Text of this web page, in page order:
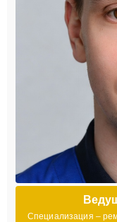
Специализация –